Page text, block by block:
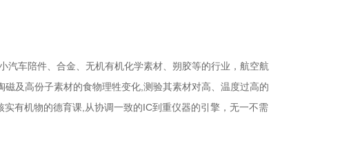
车陪件、合金、无机有机化学素材、朔胶等的行业，航空航
及高份子素材的食物理牲变化,测验其素材对高、温度过高的
有机物的德育课,从协调一致的IC到重仪器的引擎，无一不需